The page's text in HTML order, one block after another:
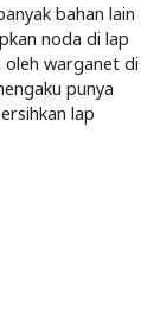
bahan lain
noda di lap
oleh warganet di
punya
lap